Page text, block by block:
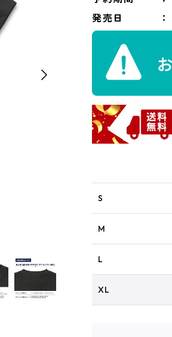
発売日
S
M
L
XL